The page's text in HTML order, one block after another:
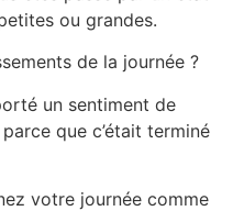
ou grandes.
de la journée ?
un sentiment de
que c’était terminé
votre journée comme